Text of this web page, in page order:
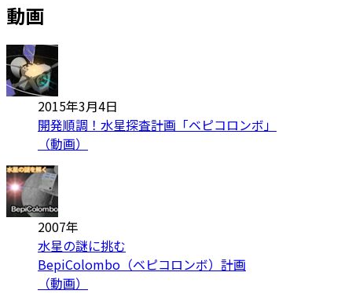
動画
2015年3月4日
開発順調！水星探査計画「ベピコロンボ」
（動画）
2007年
水星の謎に挑む
BepiColombo（ベピコロンボ）計画
（動画）